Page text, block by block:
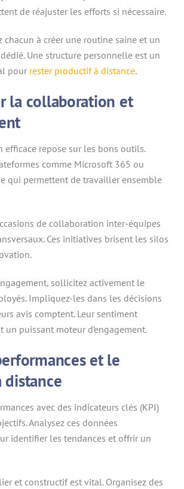
de réajuster les efforts si nécessaire.
chacun à créer une routine saine et un
Une structure personnelle est un
pour rester productif à distance.
la collaboration et
efficace repose sur les bons outils.
comme Microsoft 365 ou
qui permettent de travailler ensemble
de collaboration inter-équipes
Ces initiatives brisent les silos
sollicitez activement le
Impliquez-les dans les décisions
avis comptent. Leur sentiment
un puissant moteur d’engagement.
et le
distance
avec des indicateurs clés (KPI)
Analysez ces données
identifier les tendances et offrir un
et constructif est vital. Organisez des